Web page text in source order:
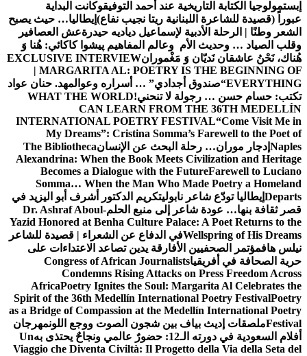
عند أحمد التوفيقوكانت البداية
ريتا نجيب نفاع)إيطاليا… حيث يصبح
لإسماعيل دياديه حيدرةعش العصافير
وعالم المفاهيمپیشوا کاکائي: هُنا وَ
مَغْمورانEXCLUSIVE INTERVIEW
| MARGARITA AL: POETRY
… أسراره وعوالمه د. حنان عواد
تنحني!WHAT THE WORLD
CAN LEARN
INTERNATIONAL POETRY
My Dreams”: Cristina
البحث عن الإنسانThe Bibliotheca
Alexandrina: When the Book
Becomes a Dialogue with the
Somma… When the Man Who
تكريم الدكتور أشرف أبو اليزيد في
إلى منبع الحلمDr. Ashraf Aboul-
Yazid Honored at Benha Culture
في الدفاع عن الشعراء | قصيدة للشاعر
يدين تصاعد الاعتداءات على
Congress of African
Condemns Rising
AfricaPoetry Ignites the Soul:
Spirit of the 36th Medellín
as a Bridge of Compassion at the
بين شجون الصوت ووجع اللونمهرجان
Un
Viaggio che Diventa Civiltà: Il